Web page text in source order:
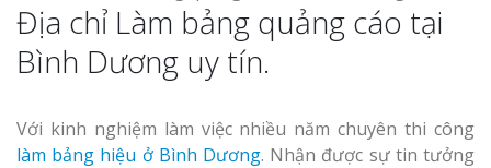
Địa chỉ Làm bảng quảng cáo tại
Bình Dương uy tín.
Với kinh nghiệm làm việc nhiều năm chuyên thi công
làm bảng hiệu ở Bình Dương. Nhận được sự tin tưởng
Mica Tại Vinh Lấy